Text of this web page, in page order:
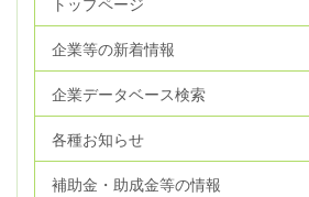
企業等の新着情報
企業データベース検索
各種お知らせ
補助金・助成金等の情報